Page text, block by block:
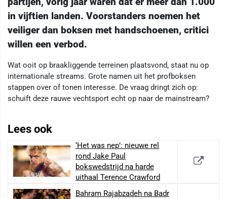
in vijftien landen. Voorstanders noemen het
veiliger dan boksen met handschoenen, critici
willen een verbod.
Wat ooit op braakliggende terreinen plaatsvond, staat nu op
internationale streams. Grote namen uit het profboksen
stappen over of tonen interesse. De vraag dringt zich op:
schuift deze rauwe vechtsport echt op naar de mainstream?
Lees ook
‘Het was nep’: nieuwe rel
rond Jake Paul
bokswedstrijd na harde
uithaal Terence Crawford
Bahram Rajabzadeh na Badr